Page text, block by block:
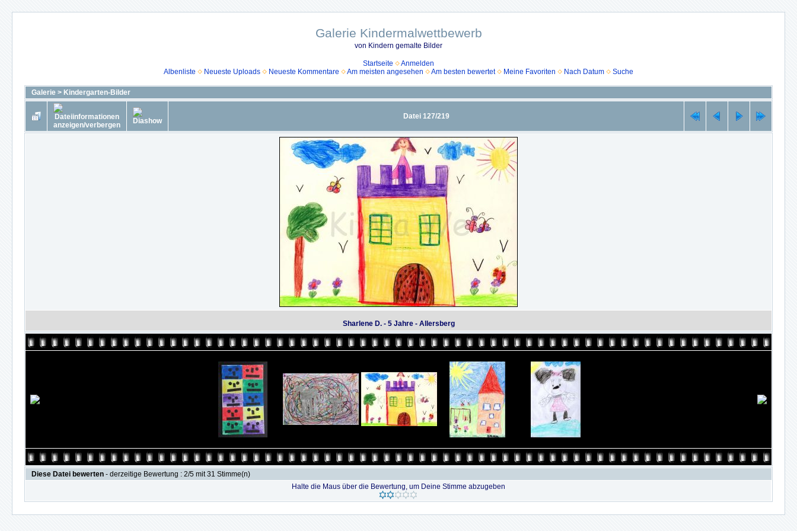
Galerie Kindermalwettbewerb
von Kindern gemalte Bilder
Startseite
Anmelden
Albenliste
Neueste Uploads Neueste Kommentare Am meisten angesehen Am besten bewertet Meine Favoriten Nach Datum Suche
Galerie > Kindergarten-Bilder
Datei 127/219
Sharlene D. - 5 Jahre - Allersberg
Diese Datei bewerten - derzeitige Bewertung : 2/5 mit 31 Stimme(n)
Halte die Maus über die Bewertung, um Deine Stimme abzugeben